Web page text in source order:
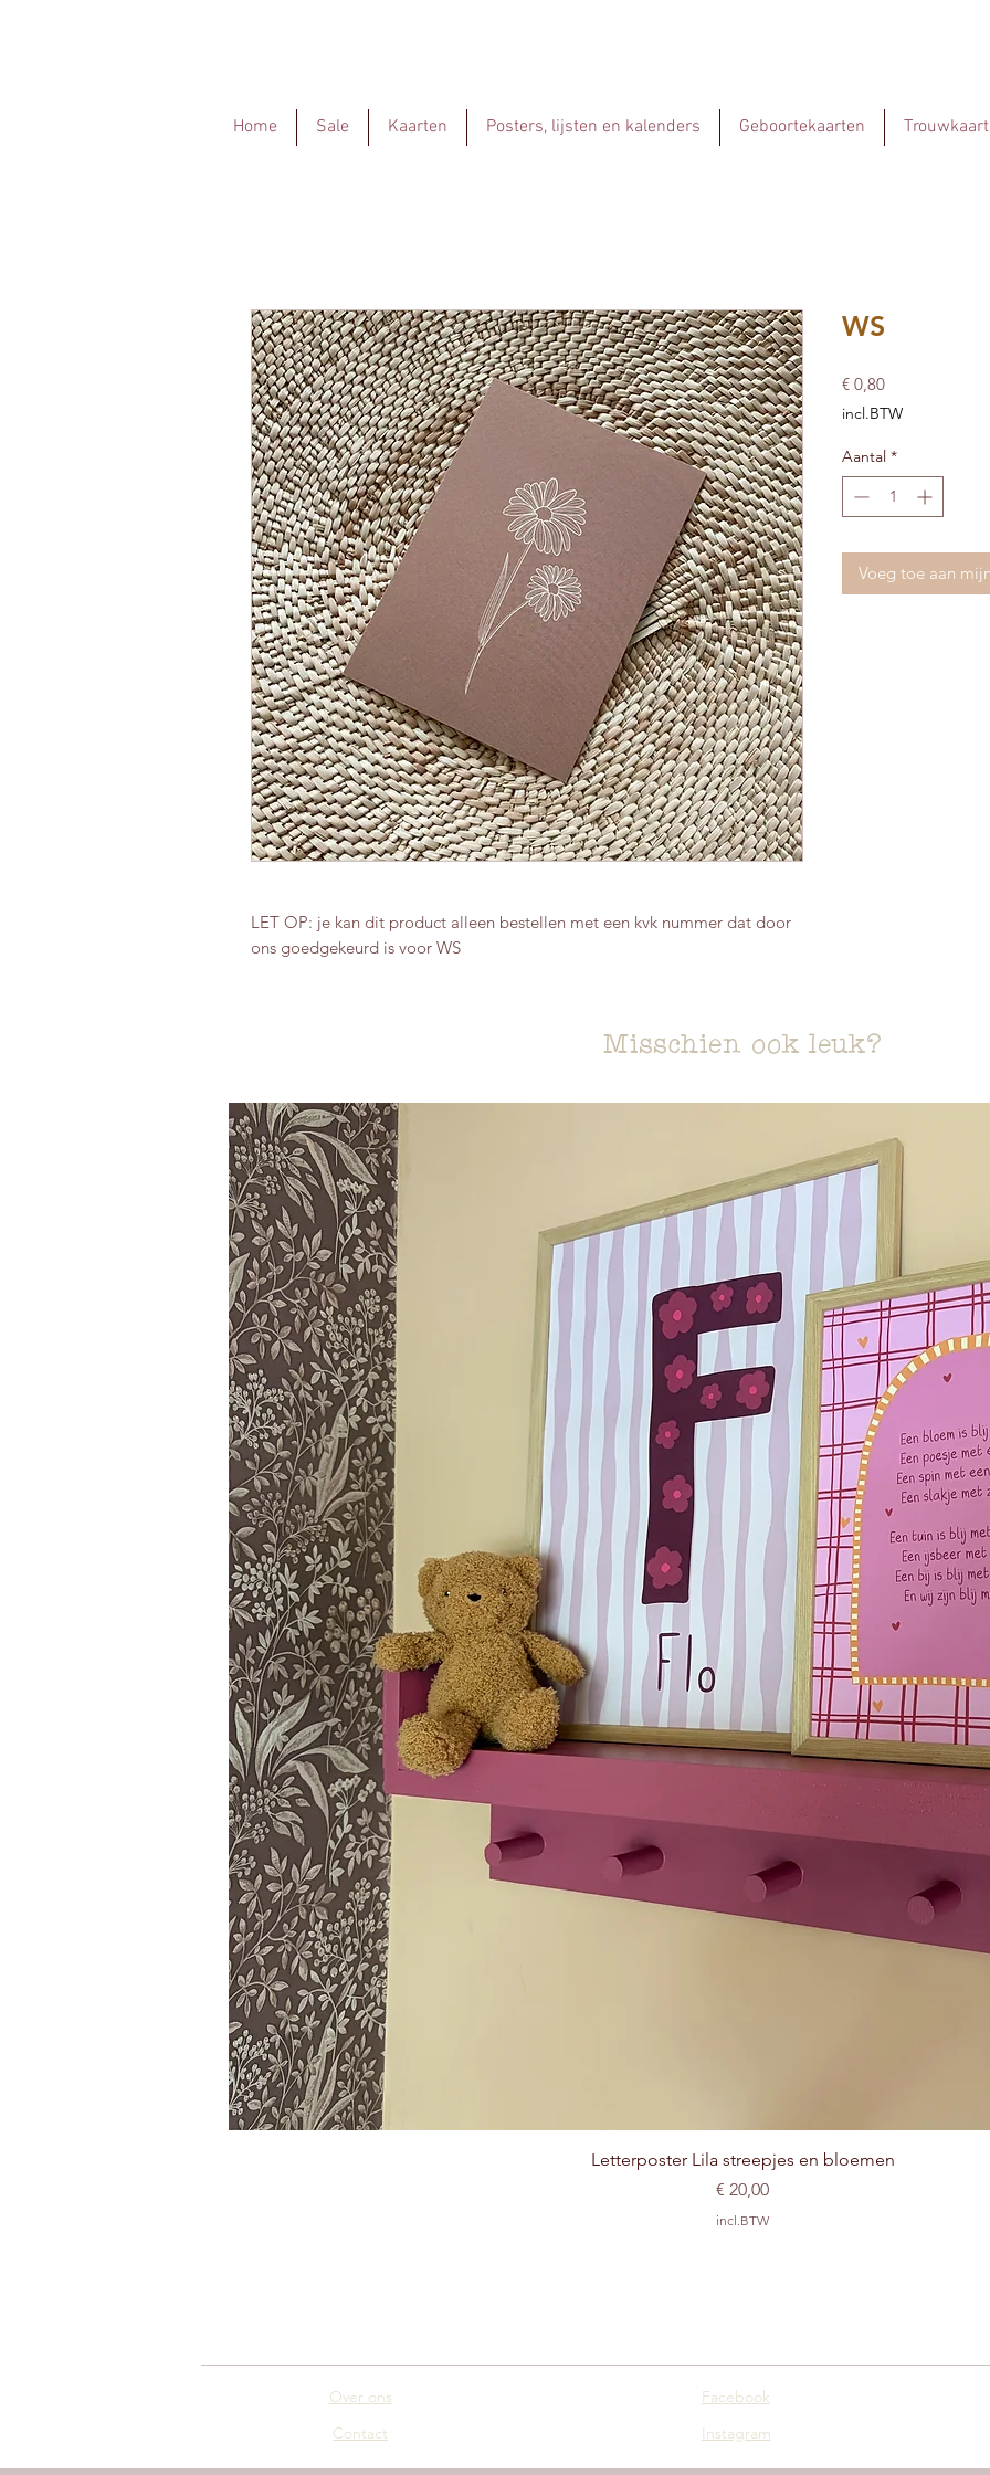
Home Sale Kaarten Posters, lijsten en kalenders Geboortekaarten
LET OP: je kan dit product alleen bestellen met een kvk nummer dat door
ons goedgekeurd is voor WS
WS
€ 0,80Prijs
incl.BTW
Aantal *
Voeg toe aan
Misschien ook leuk?
Snel overzicht
Letterposter Lila streepjes en bloemen
Prijs
€ 20,00
incl.BTW
Over ons
Contact
Facebook
Instagram